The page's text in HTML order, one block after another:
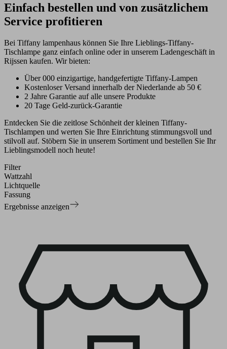
Einfach bestellen und von zusätzlichem
Service profitieren
Bei Tiffany lampenhaus können Sie Ihre Lieblings-Tiffany-
Tischlampe ganz einfach online oder in unserem Ladengeschäft in
Rijssen kaufen. Wir bieten:
Über 000 einzigartige, handgefertigte Tiffany-Lampen
Kostenloser Versand innerhalb der Niederlande ab 50 €
2 Jahre Garantie auf alle unsere Produkte
20 Tage Geld-zurück-Garantie
Entdecken Sie die zeitlose Schönheit der kleinen Tiffany-
Tischlampen und werten Sie Ihre Einrichtung stimmungsvoll und
stilvoll auf. Stöbern Sie in unserem Sortiment und bestellen Sie Ihr
Lieblingsmodell noch heute!
Filter
Wattzahl
Lichtquelle
Fassung
Ergebnisse anzeigen